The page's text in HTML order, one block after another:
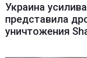
Украина
представила
уничтожения